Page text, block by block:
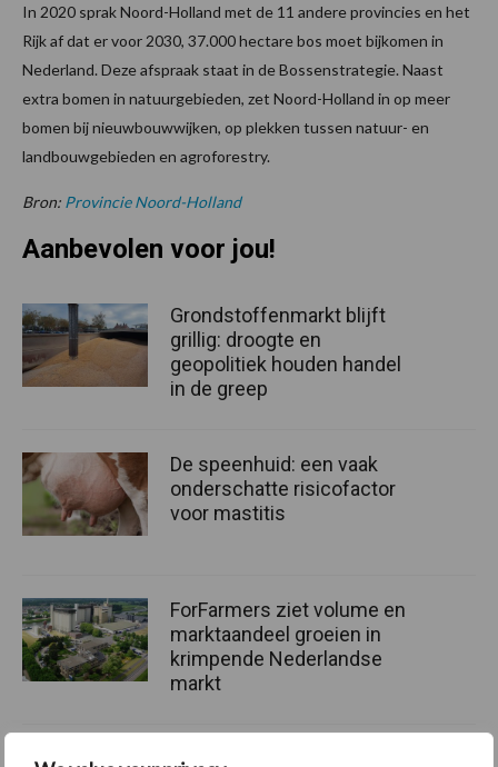
In 2020 sprak Noord-Holland met de 11 andere provincies en het
Rijk af dat er voor 2030, 37.000 hectare bos moet bijkomen in
Nederland. Deze afspraak staat in de Bossenstrategie. Naast
extra bomen in natuurgebieden, zet Noord-Holland in op meer
bomen bij nieuwbouwwijken, op plekken tussen natuur- en
landbouwgebieden en agroforestry.
Bron: Provincie Noord-Holland
Aanbevolen voor jou!
Grondstoffenmarkt blijft
grillig: droogte en
geopolitiek houden handel
in de greep
De speenhuid: een vaak
onderschatte risicofactor
voor mastitis
ForFarmers ziet volume en
marktaandeel groeien in
krimpende Nederlandse
markt